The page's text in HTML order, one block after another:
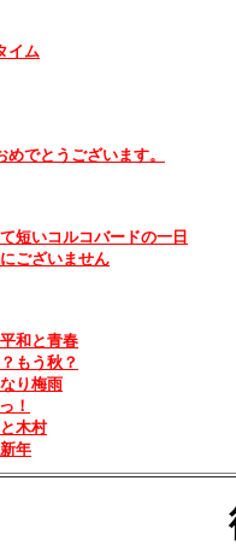
イム
めでとうございます。
短いコルコバードの一日
ございません
和と青春
もう秋？
り梅雨
！
木村
年